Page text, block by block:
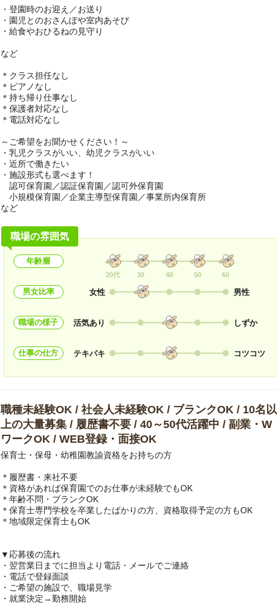
・登園時のお迎え／お送り
・園児とのおさんぽや室内あそび
・給食やおひるねの見守り
など
＊クラス担任なし
＊ピアノなし
＊持ち帰り仕事なし
＊保護者対応なし
＊電話対応なし
～ご希望をお聞かせください！～
・乳児クラスがいい、幼児クラスがいい
・近所で働きたい
・施設形式も選べます！
認可保育園／認証保育園／認可外保育園
小規模保育園／企業主導型保育園／事業所内保育所
など
職場の雰囲気
年齢層
20代 30 40 50 60
男女比率 女性 男性
職場の様子 活気あり しずか
仕事の仕方 テキパキ コツコツ
職種未経験OK / 社会人未経験OK / ブランクOK / 10名以
上の大量募集 / 履歴書不要 / 40～50代活躍中 / 副業・W
ワークOK / WEB登録・面接OK
保育士・保母・幼稚園教諭資格をお持ちの方
＊履歴書・来社不要
＊資格があれば保育園でのお仕事が未経験でもOK
＊年齢不問・ブランクOK
＊保育士専門学校を卒業したばかりの方、資格取得予定の方もOK
＊地域限定保育士もOK
▼応募後の流れ
・翌営業日までに担当より電話・メールでご連絡
・電話で登録面談
・ご希望の施設で、職場見学
・就業決定→勤務開始